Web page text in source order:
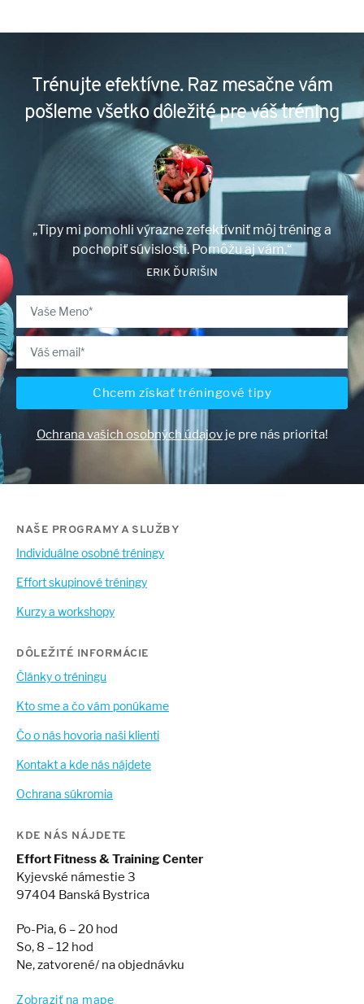
Trénujte efektívne. Raz mesačne vám
pošleme všetko dôležité pre váš tréning
„Tipy mi pomohli výrazne zefektívniť môj tréning a
pochopiť súvislosti. Pomôžu aj vám.“
ERIK ĎURIŠIN
Chcem získať tréningové tipy
Ochrana vašich osobných údajovje pre nás priorita!
NAŠE PROGRAMY A SLUŽBY
Individuálne osobné tréningy
Effort skupinové tréningy
Kurzy a workshopy
DÔLEŽITÉ INFORMÁCIE
Články o tréningu
Kto sme a čo vám ponúkame
Čo o nás hovoria naši klienti
Kontakt a kde nás nájdete
Ochrana súkromia
KDE NÁS NÁJDETE
Effort Fitness & Training Center
Kyjevské námestie 3
97404 Banská Bystrica
Po-Pia, 6 – 20 hod
So, 8 – 12 hod
Ne, zatvorené/ na objednávku
Zobraziť na mape